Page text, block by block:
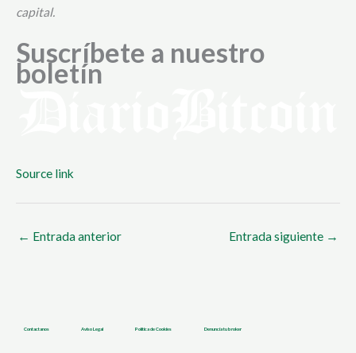
capital.
Suscríbete a nuestro
boletín
Source link
← Entrada anterior Entrada siguiente →
Contactanos Aviso Legal Política de Cookies Denuncia tu broker